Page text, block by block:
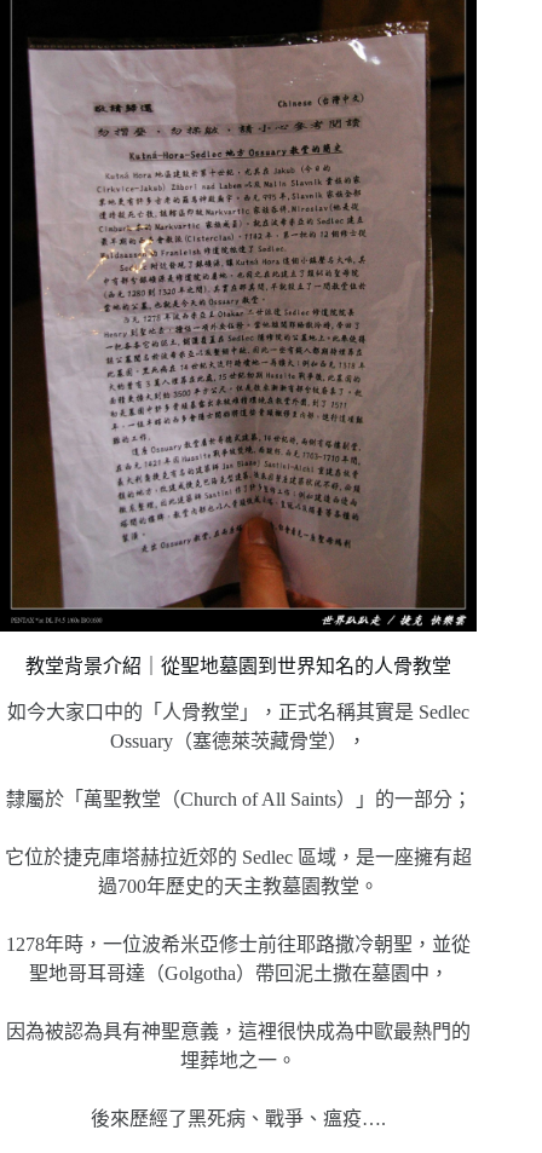
教堂背景介紹｜從聖地墓園到世界知名的人骨教堂
如今大家口中的「人骨教堂」，正式名稱其實是 Sedlec
Ossuary（塞德萊茨藏骨堂），
隸屬於「萬聖教堂（Church of All Saints）」的一部分；
它位於捷克庫塔赫拉近郊的 Sedlec 區域，是一座擁有超
過700年歷史的天主教墓園教堂。
1278年時，一位波希米亞修士前往耶路撒冷朝聖，並從
聖地哥耳哥達（Golgotha）帶回泥土撒在墓園中，
因為被認為具有神聖意義，這裡很快成為中歐最熱門的
埋葬地之一。
後來歷經了黑死病、戰爭、瘟疫….